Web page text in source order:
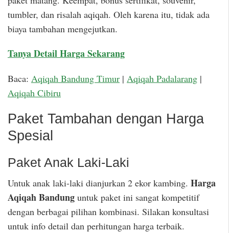
tumbler, dan risalah aqiqah. Oleh karena itu, tidak ada
biaya tambahan mengejutkan.
Tanya Detail Harga Sekarang
Baca: Aqiqah Bandung Timur | Aqiqah Padalarang |
Aqiqah Cibiru
Paket Tambahan dengan Harga
Spesial
Paket Anak Laki-Laki
Untuk anak laki-laki dianjurkan 2 ekor kambing. Harga
Aqiqah Bandung untuk paket ini sangat kompetitif
dengan berbagai pilihan kombinasi. Silakan konsultasi
untuk info detail dan perhitungan harga terbaik.